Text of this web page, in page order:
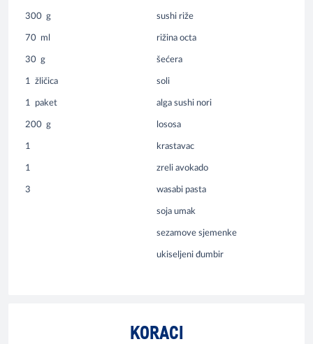
300 g sushi riže
70 ml rižina octa
30 g šećera
1 žličica soli
1 paket alga sushi nori
200 g lososa
1 krastavac
1 zreli avokado
3 wasabi pasta
soja umak
sezamove sjemenke
ukiseljeni đumbir
KORACI